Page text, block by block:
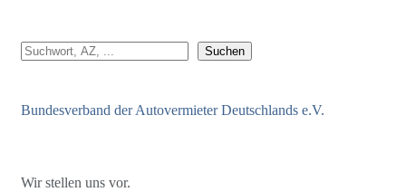
Suchen Suchen
Bundesverband der Autovermieter Deutschlands e.V.
Wir stellen uns vor.